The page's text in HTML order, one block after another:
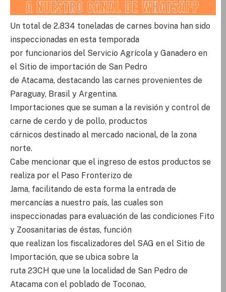
Un total de 2.834 toneladas de carnes bovina han sido
inspeccionadas en esta temporada
por funcionarios del Servicio Agrícola y Ganadero en
el Sitio de importación de San Pedro
de Atacama, destacando las carnes provenientes de
Paraguay, Brasil y Argentina.
Importaciones que se suman a la revisión y control de
carne de cerdo y de pollo, productos
cárnicos destinado al mercado nacional, de la zona
norte.
Cabe mencionar que el ingreso de estos productos se
realiza por el Paso Fronterizo de
Jama, facilitando de esta forma la entrada de
mercancías a nuestro país, las cuales son
inspeccionadas para evaluación de las condiciones Fito
y Zoosanitarias de éstas, función
que realizan los fiscalizadores del SAG en el Sitio de
Importación, que se ubica sobre la
ruta 23CH que une la localidad de San Pedro de
Atacama con el poblado de Toconao,